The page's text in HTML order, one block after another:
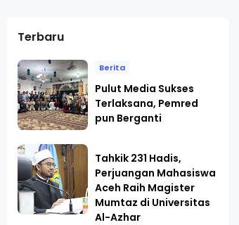
Terbaru
Berita
Pulut Media Sukses
Terlaksana, Pemred
pun Berganti
Tahkik 231 Hadis,
Perjuangan Mahasiswa
Aceh Raih Magister
Mumtaz di Universitas
Al-Azhar